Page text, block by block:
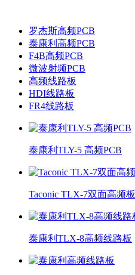
罗杰斯高频PCB
泰康利高频PCB
F4B高频PCB
微波射频PCB
高频线路板
HDI线路板
FR4线路板
泰康利TLY-5 高频PCB
Taconic TLX-7双面高频板
泰康利TLX-8高频线路板